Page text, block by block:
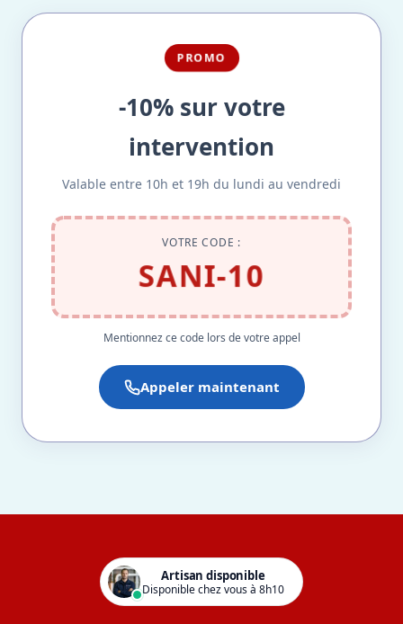
PROMO
-10% sur votre
intervention
Valable entre 10h et 19h du lundi au vendredi
VOTRE CODE :
SANI-10
Mentionnez ce code lors de votre appel
Appeler maintenant
Artisan disponible
Disponible chez vous à 8h10